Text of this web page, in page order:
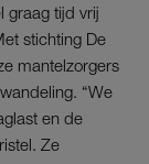
graag tijd vrij
stichting De
mantelzorgers
“We
en de
Ze